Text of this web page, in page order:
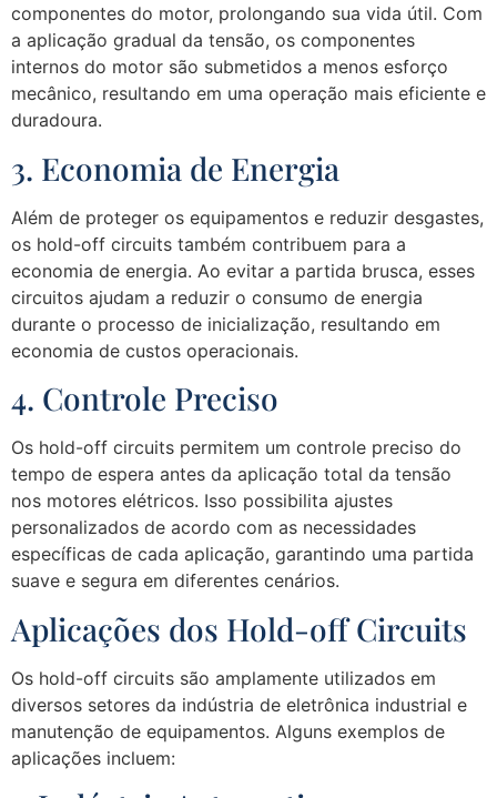
componentes do motor, prolongando sua vida útil. Com
a aplicação gradual da tensão, os componentes
internos do motor são submetidos a menos esforço
mecânico, resultando em uma operação mais eficiente e
duradoura.
3. Economia de Energia
Além de proteger os equipamentos e reduzir desgastes,
os hold-off circuits também contribuem para a
economia de energia. Ao evitar a partida brusca, esses
circuitos ajudam a reduzir o consumo de energia
durante o processo de inicialização, resultando em
economia de custos operacionais.
4. Controle Preciso
Os hold-off circuits permitem um controle preciso do
tempo de espera antes da aplicação total da tensão
nos motores elétricos. Isso possibilita ajustes
personalizados de acordo com as necessidades
específicas de cada aplicação, garantindo uma partida
suave e segura em diferentes cenários.
Aplicações dos Hold-off Circuits
Os hold-off circuits são amplamente utilizados em
diversos setores da indústria de eletrônica industrial e
manutenção de equipamentos. Alguns exemplos de
aplicações incluem: